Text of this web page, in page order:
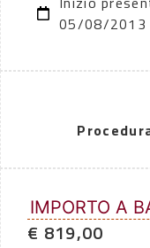
05/08/2013
IMPORTO A
€ 819,00